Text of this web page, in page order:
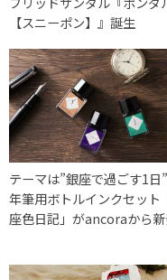
【スニーポン】』誕生
テーマは”銀座で過ごす1
年筆用ボトルインクセット
座色日記」がancoraから